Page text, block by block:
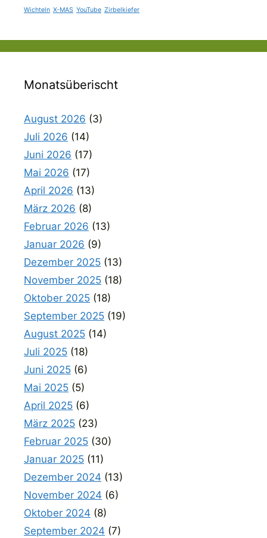
Wichteln X-MAS YouTube Zirbelkiefer
Monatsüberischt
August 2026 (3)
Juli 2026 (14)
Juni 2026 (17)
Mai 2026 (17)
April 2026 (13)
März 2026 (8)
Februar 2026 (13)
Januar 2026 (9)
Dezember 2025 (13)
November 2025 (18)
Oktober 2025 (18)
September 2025 (19)
August 2025 (14)
Juli 2025 (18)
Juni 2025 (6)
Mai 2025 (5)
April 2025 (6)
März 2025 (23)
Februar 2025 (30)
Januar 2025 (11)
Dezember 2024 (13)
November 2024 (6)
Oktober 2024 (8)
September 2024 (7)